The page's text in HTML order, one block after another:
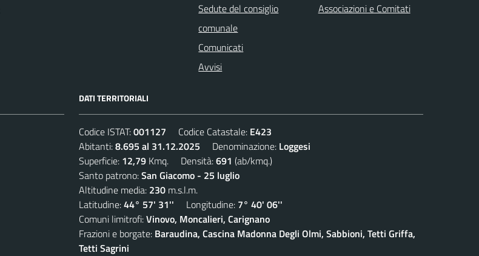
Sedute del consiglio
comunale
Comunicati
Avvisi
Associazioni e Comitati
DATI TERRITORIALI
Codice ISTAT:001127 Codice Catastale: E423
Abitanti:8.695 al 31.12.2025 Denominazione: Loggesi
Superficie: 12,79 Kmq. Densità:691 (ab/kmq.)
Santo patrono:San Giacomo - 25 luglio
Altitudine media: 230 m.s.l.m.
Latitudine:44° 57' 31'' Longitudine: 7° 40' 06''
Comuni limitrofi:Vinovo, Moncalieri, Carignano
Frazioni e borgate: Baraudina, Cascina Madonna Degli Olmi, Sabbioni, Tetti Griffa,
Tetti Sagrini